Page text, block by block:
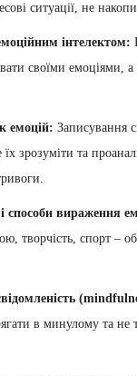
ситуації, не
інтелектом:
своїми емоціями,
емоцій: Записування
зрозуміти та
способи вираження
творчість, спорт –
в минулому та